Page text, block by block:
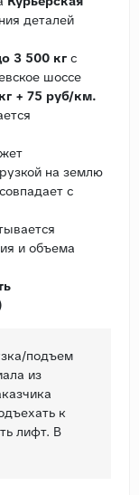
деталей
3 500 кг с
шоссе
+ 75 руб/км.
на землю
с
и объема
подъем
из
к
лифт. В